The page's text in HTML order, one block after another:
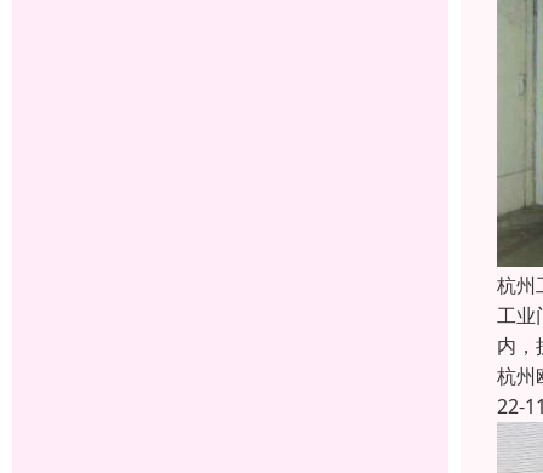
杭州
工业
内，
杭州
22-